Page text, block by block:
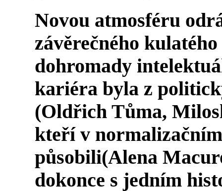
Novou atmosféru
závěrečného
dohromady
kariéra byla z
(Oldřich Tůma,
kteří v
působili(Alena
dokonce s jedním